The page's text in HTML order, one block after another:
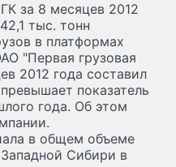
за 8 месяцев 2012
тыс. тонн
в платформах
"Первая грузовая
2012 года составил
показатель
года. Об этом
в общем объеме
Сибири в